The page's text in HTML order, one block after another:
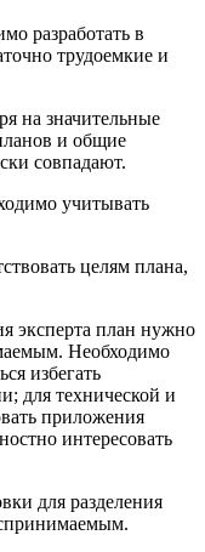
разработать в
трудоемкие и
на значительные
и общие
совпадают.
учитывать
целям плана,
эксперта план нужно
Необходимо
избегать
для технической и
приложения
интересовать
для разделения